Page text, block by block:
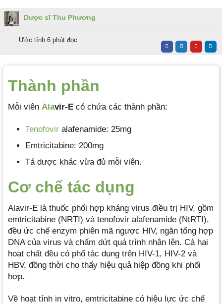
Dược sĩ Thu Phương
Ước tính 6 phút đọc
Thành phần
Mỗi viên Alavir-E có chứa các thành phần:
Tenofovir alafenamide: 25mg
Emtricitabine: 200mg
Tá dược khác vừa đủ mỗi viên.
Cơ chế tác dụng
Alavir-E là thuốc phối hợp kháng virus điều trị HIV, gồm
emtricitabine (NRTI) và tenofovir alafenamide (NtRTI),
đều ức chế enzym phiên mã ngược HIV, ngăn tổng hợp
DNA của virus và chấm dứt quá trình nhân lên. Cả hai
hoạt chất đều có phổ tác dụng trên HIV-1, HIV-2 và
HBV, đồng thời cho thấy hiệu quả hiệp đồng khi phối
hợp.
Về hoạt tính in vitro, emtricitabine có hiệu lực ức chế